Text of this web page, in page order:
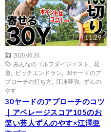
11:29
2020.06.26
みんなのゴルフダイジェスト
花
道
ピッチエンドラン
30ヤードのア
プローチの打ち方
江澤亜弥
ずんの
やす
30ヤードのアプローチのコツ
｜アベレージスコア105のお
笑い芸人ずんのやす×江澤亜